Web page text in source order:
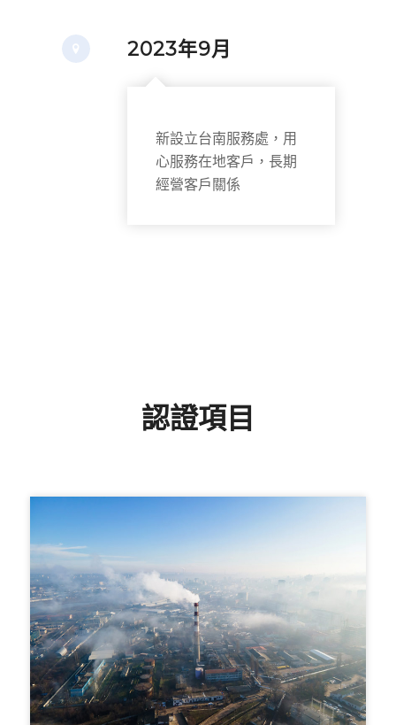
2023年9月
新設立台南服務處，用
心服務在地客戶，長期
經營客戶關係
認證項目